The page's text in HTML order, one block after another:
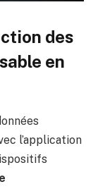
des
en
l’application